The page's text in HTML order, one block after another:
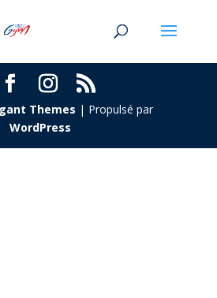
Themes | Propulsé par
WordPress